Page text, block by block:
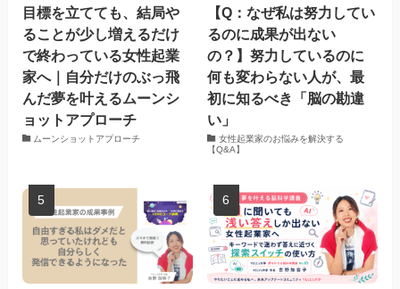
目標を立てても、結局や
ることが少し増えるだけ
で終わっている女性起業
家へ｜自分だけのぶっ飛
んだ夢を叶えるムーンシ
ョットアプローチ
ムーンショットアプローチ
【Q：なぜ私は努力してい
るのに成果が出ない
の？】努力しているのに
何も変わらない人が、最
初に知るべき「脳の勘違
い」
女性起業家のお悩みを解決する
【Q&A】